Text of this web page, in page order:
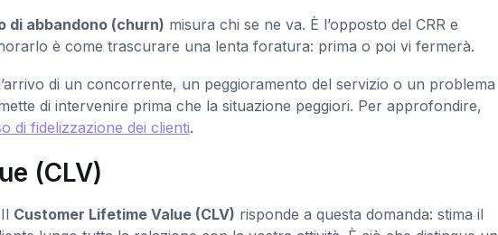
di abbandono (churn) misura chi se ne va. È l’opposto del CRR e
è come trascurare una lenta foratura: prima o poi vi fermerà.
di un concorrente, un peggioramento del servizio o un problema
di intervenire prima che la situazione peggiori. Per approfondire,
di fidelizzazione dei clienti.
(CLV)
Customer Lifetime Value (CLV) risponde a questa domanda: stima il